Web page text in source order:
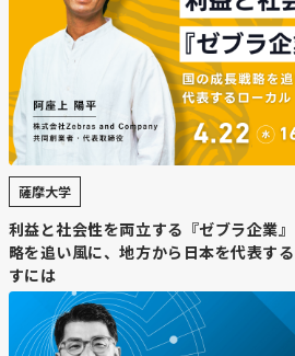
薩摩大学
利益と社会性を両立する『ゼブラ企業
略を追い風に、地方から日本を代表す
すには